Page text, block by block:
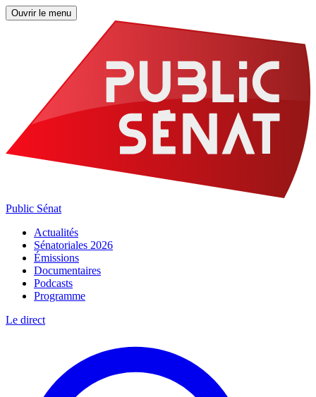
Ouvrir le menu
Public Sénat
Actualités
Sénatoriales 2026
Émissions
Documentaires
Podcasts
Programme
Le direct